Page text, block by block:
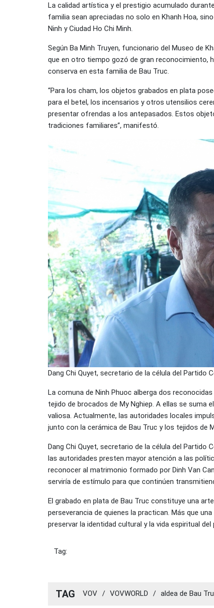
La calidad artística y el prestigio acumulado
familia sean apreciadas no solo en Khanh Hoa,
Ninh y Ciudad Ho Chi Minh.
Según Ba Minh Truyen, funcionario del Museo de
que en otro tiempo gozó de gran reconocimiento,
conserva en esta familia de Bau Truc.
“Para los cham, los objetos grabados en plata
para el betel, los incensarios y otros utensilios
presentar ofrendas a los antepasados. Estos
tradiciones familiares”, manifestó.
Dang Chi Quyet, secretario de la célula del Partido
La comuna de Ninh Phuoc alberga dos
tejido de brocados de My Nghiep. A ellas se suma
valiosa. Actualmente, las autoridades locales
junto con la cerámica de Bau Truc y los tejidos de
Dang Chi Quyet, secretario de la célula del Partido
las autoridades presten mayor atención a las
reconocer al matrimonio formado por Dinh Van
serviría de estímulo para que continúen
El grabado en plata de Bau Truc constituye una
perseverancia de quienes la practican. Más que
preservar la identidad cultural y la vida espiritual del
Tag:
TAG VOV / VOVWORLD / aldea de Bau